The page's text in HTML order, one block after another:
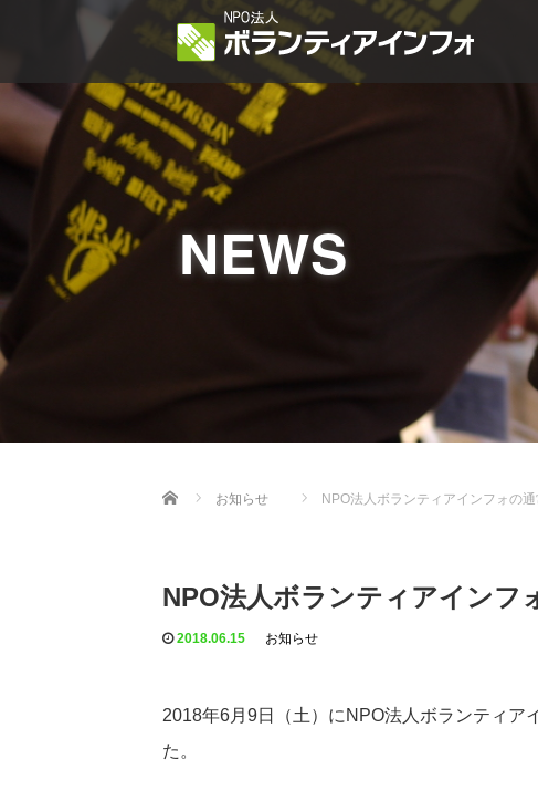
NEWS
Home お知らせ NPO法人ボランティアインフォの
NPO法人ボランティアインフ
2018.06.15 お知らせ
2018年6月9日（土）にNPO法人ボランティア
た。